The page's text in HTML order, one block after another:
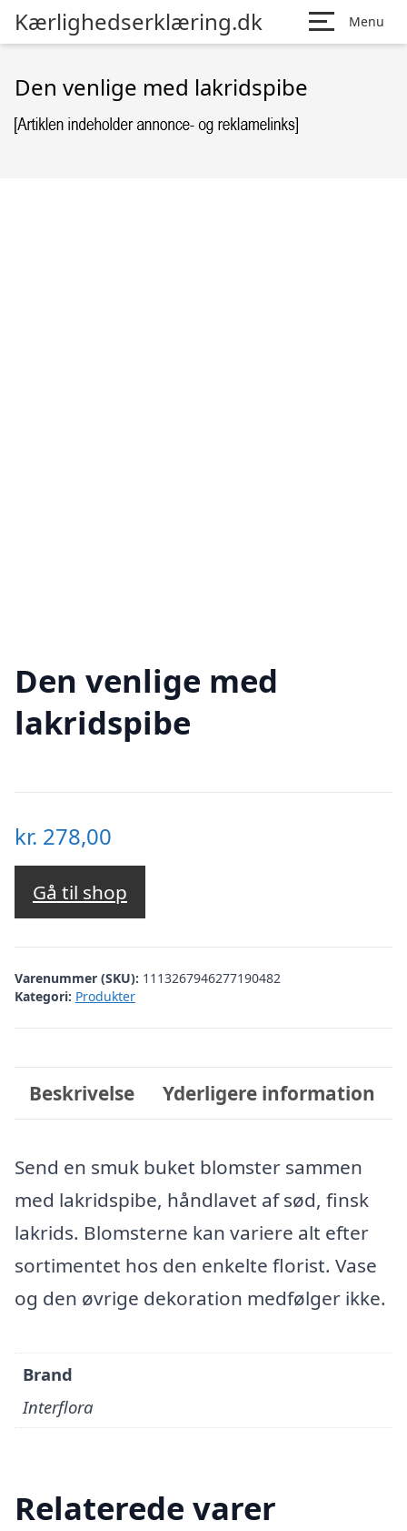
Kærlighedserklæring.dk Menu
Den venlige med lakridspibe
Den venlige med
lakridspibe
kr. 278,00
Gå til shop
Varenummer (SKU): 1113267946277190482
Kategori: Produkter
Beskrivelse Yderligere information
Send en smuk buket blomster sammen
med lakridspibe, håndlavet af sød, finsk
lakrids. Blomsterne kan variere alt efter
sortimentet hos den enkelte florist. Vase
og den øvrige dekoration medfølger ikke.
Brand
Interflora
Relaterede varer